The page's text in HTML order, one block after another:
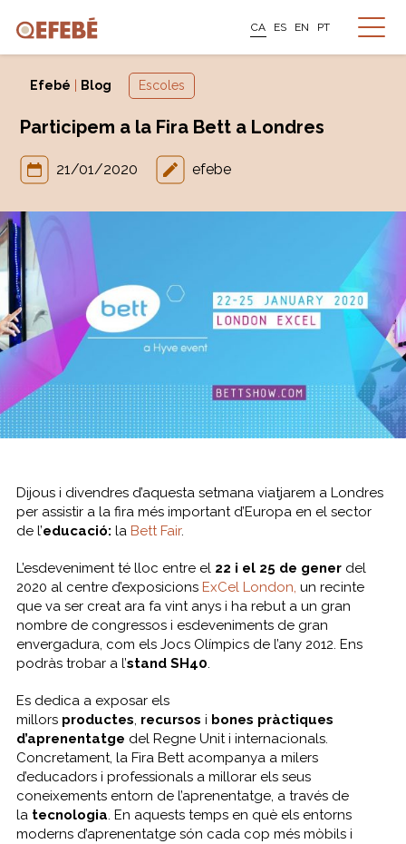
CA ES EN PT
Efebé Blog Escoles
Participem a la Fira Bett a Londres
21/01/2020 efebe
Dijous i divendres d’aquesta setmana viatjarem a Londres
per assistir a la fira més important d’Europa en el sector
de l’educació: la Bett Fair.
L’esdeveniment té lloc entre el 22 i el 25 de generdel
2020 al centre d’exposicions ExCel London, un recinte
que va ser creat ara fa vint anys i ha rebut a un gran
nombre de congressos i esdeveniments de gran
envergadura, com els Jocs Olímpics de l’any 2012. Ens
podràs trobar a l’stand SH40.
Es dedica a exposar els
millors productes, recursos i bones pràctiques
d’aprenentatge del Regne Unit i internacionals.
Concretament, la Fira Bett acompanya a milers
d’educadors i professionals a millorar els seus
coneixements entorn de l’aprenentatge, a través de
la tecnologia. En aquests temps en què els entorns
moderns d’aprenentatge són cada cop més mòbils i